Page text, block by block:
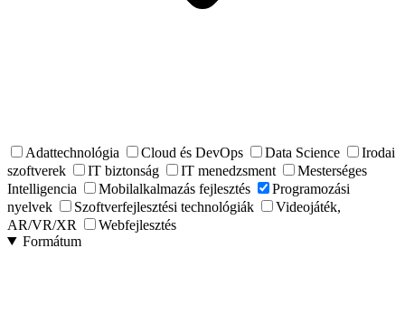
Adattechnológia Cloud és DevOps Data Science
Irodai
szoftverek
IT biztonság IT menedzsment
Mesterséges
Intelligencia
Mobilalkalmazás fejlesztés
Programozási
nyelvek
Szoftverfejlesztési technológiák
Videojáték,
AR/VR/XR
Webfejlesztés
Formátum